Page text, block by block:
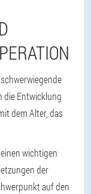
die Entwicklung
dem Alter, das
wichtigen
der
auf den